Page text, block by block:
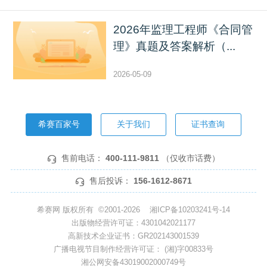
2026年监理工程师《合同管
理》真题及答案解析（...
2026-05-09
希赛百家号 关于我们 证书查询
售前电话： 400-111-9811 （仅收市话费）
售后投诉： 156-1612-8671
希赛网 版权所有 ©2001-2026 湘ICP备10203241号-14
出版物经营许可证：4301042021177
高新技术企业证书：GR202143001539
广播电视节目制作经营许可证： (湘)字00833号
湘公网安备43019002000749号